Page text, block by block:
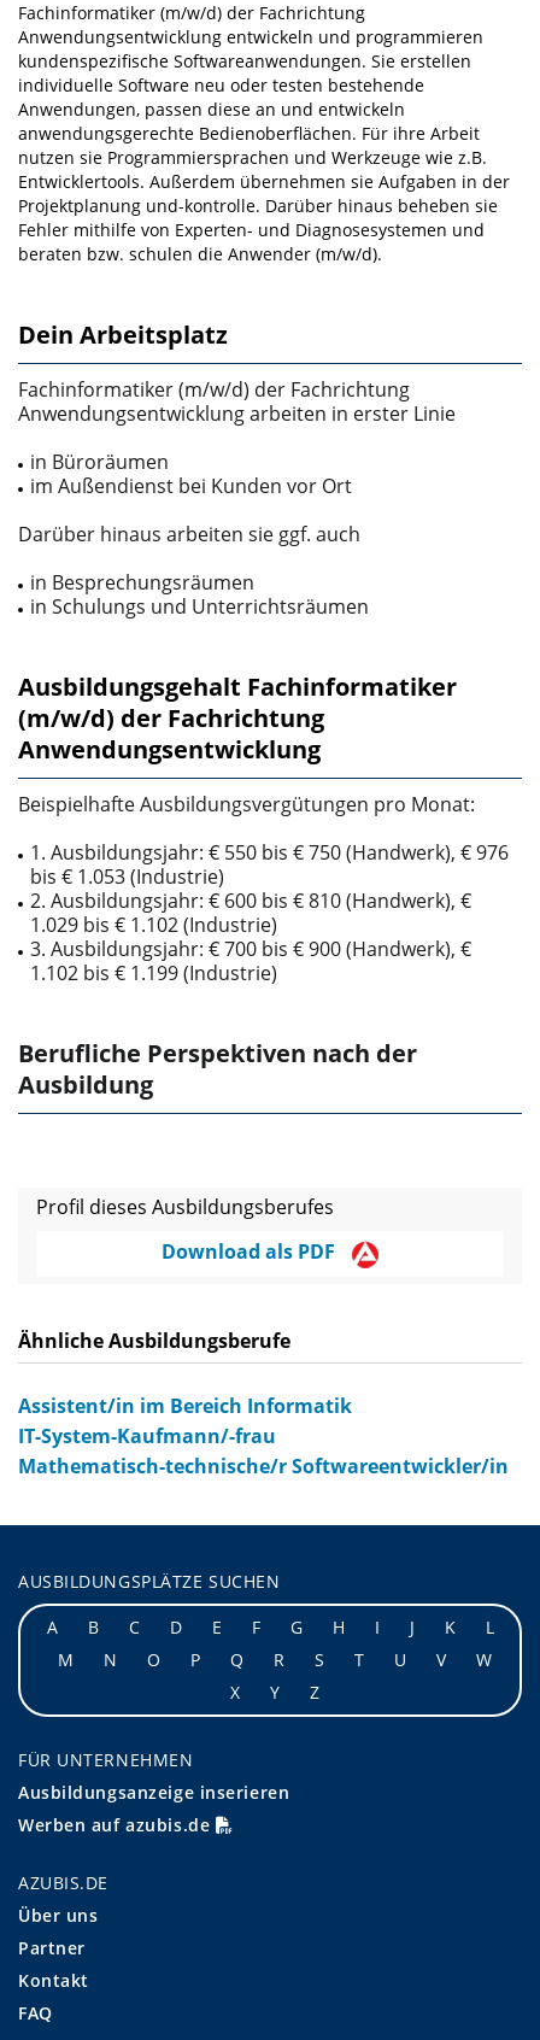
Fachinformatiker (m/w/d) der Fachrichtung
Anwendungsentwicklung entwickeln und programmieren
kundenspezifische Softwareanwendungen. Sie erstellen
individuelle Software neu oder testen beste­hende
Anwendungen, passen diese an und entwickeln
anwendungsgerechte Bedienoberflächen. Für ihre Arbeit
nutzen sie Programmiersprachen und Werkzeuge wie z.B.
Entwicklertools. Außerdem übernehmen sie Aufgaben in der
Projektplanung und‑kontrolle. Darüber hinaus beheben sie
Fehler mithilfe von Experten­- und Diagnosesystemen und
beraten bzw. schulen die Anwender (m/w/d).
Dein Arbeitsplatz
Fachinformatiker (m/w/d) der Fachrichtung
Anwendungsentwicklung arbeiten in erster Linie
in Büroräumen
im Außendienst bei Kunden vor Ort
Darüber hinaus arbeiten sie ggf. auch
in Besprechungsräumen
in Schulungs­ und Unterrichtsräumen
Ausbildungsgehalt Fachinformatiker
(m/w/d) der Fachrichtung
Anwendungsentwicklung
Beispielhafte Ausbildungsvergütungen pro Monat:
1. Ausbildungsjahr: € 550 bis € 750 (Handwerk), € 976
bis € 1.053 (Industrie)
2. Ausbildungsjahr: € 600 bis € 810 (Handwerk), €
1.029 bis € 1.102 (Industrie)
3. Ausbildungsjahr: € 700 bis € 900 (Handwerk), €
1.102 bis € 1.199 (Industrie)
Berufliche Perspektiven nach der
Ausbildung
Profil dieses Ausbildungsberufes
Download als PDF
Ähnliche Ausbildungsberufe
Assistent/in im Bereich Informatik
IT-System-Kaufmann/-frau
Mathematisch-technische/r Softwareentwickler/in
AUSBILDUNGSPLÄTZE SUCHEN
A
B C D E F G H I J K
L
M
N O P Q R S T U V
W
X
Y Z
FÜR UNTERNEHMEN
Ausbildungsanzeige inserieren
Werben auf azubis.de
AZUBIS.DE
Über uns
Partner
Kontakt
FAQ